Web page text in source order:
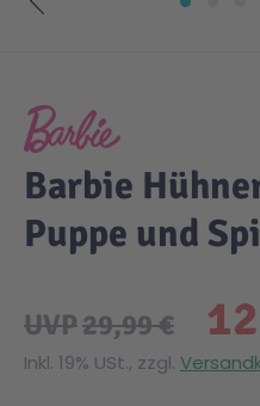
Sicherheit
Krimi / Thriller
Zeit & Reise
Kuscheltiere
Puppen &
Holzspielwaren
DC Comics™ Super
Friends
Country
Figures
Barbie
Puppe und
UVP29,99 €
Inkl. 19% USt., zzgl.